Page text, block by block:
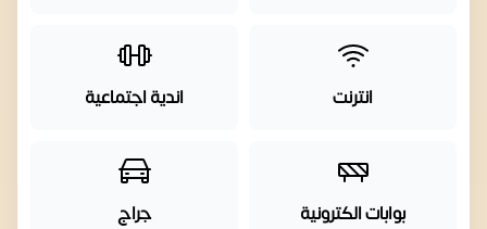
انترنت اندية اجتماعية
بوابات الكترونية جراج